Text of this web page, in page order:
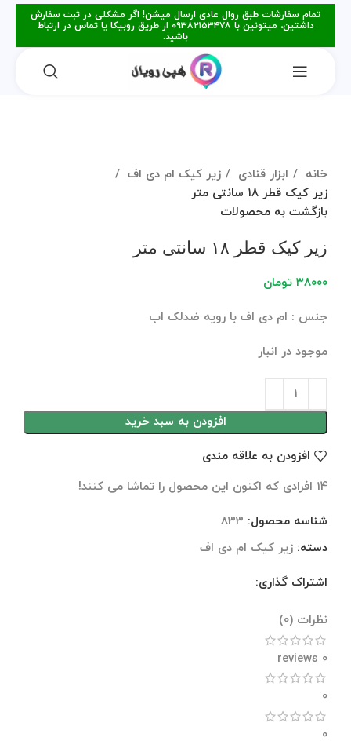
تمام سفارشات طبق روال عادی ارسال میشن! اگر مشکلی در ثبت سفارش
داشتین، میتونین با ۰۹۳۸۲۱۵۳۴۷۸ از طریق روبیکا یا تماس در ارتباط
باشید.
خانه
ابزار قنادی
زیر کیک ام دی اف
زیر کیک قطر ۱۸ سانتی متر
بازگشت به محصولات
زیر کیک قطر ۱۸ سانتی متر
۳۸۰۰۰ تومان
جنس : ام دی اف با رویه ضدلک اب
موجود در انبار
افزودن به سبد خرید
افزودن به علاقه مندی
14 افرادی که اکنون این محصول را تماشا می کنند!
شناسه محصول: 833
دسته: زیر کیک ام دی اف
اشتراک گذاری:
نظرات (0)
0 reviews
0
0